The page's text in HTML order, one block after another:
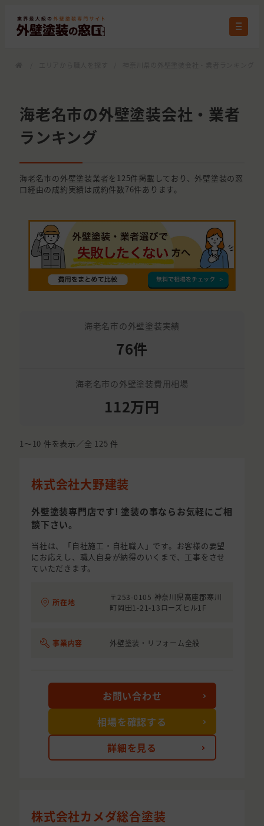
海老名市の外壁塗装会社・業者
ランキング
海老名市の外壁塗装業者を125件掲載しており、外壁塗装の窓
口経由の成約実績は成約件数76件あります。
海老名市の外壁塗装実績
76件
海老名市の外壁塗装費用相場
112万円
1〜10 件を表示／全 125 件
株式会社大野建装
外壁塗装専門店です! 塗装の事ならお気軽にご相
談下さい。
当社は、「自社施工・自社職人」です。お客様の要望
にお応えし、職人自身が納得のいくまで、工事をさせ
ていただきます。
所在地
〒253-0105 神奈川県高座郡寒川
町岡田1-21-13ローズヒル1F
事業内容 外壁塗装・リフォーム全般
詳細を見る
お問い合わせ
相場を確認する
株式会社カメダ総合塗装